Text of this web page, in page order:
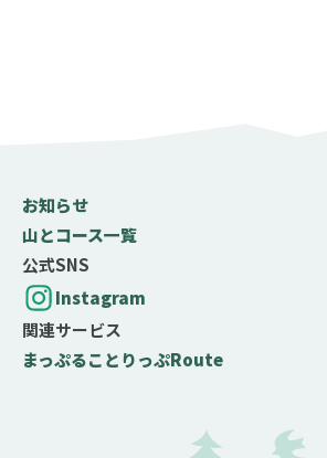
お知らせ
山とコース一覧
公式SNS
Instagram
関連サービス
まっぷることりっぷRoute